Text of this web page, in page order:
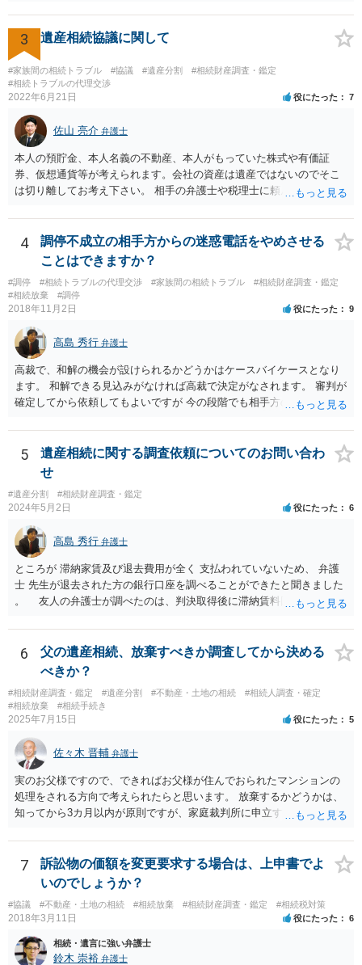
った等)、それも書くとよいです。 書かない方が良いと思うことは、遺
産分割に関係ない(と思われる)いきさつを沢山盛り込むことだと考えま
す(あくまで遺産分割に関係することに留める方が、裁判所や調停委員
の方に事情を理解してもらいやすいと思います)。
3 遺産相続協議に関して
#家族間の相続トラブル #協議 #遺産分割
#相続財産調査・鑑定
#相続トラブルの代理交渉
2022年6月21日 役にたった 7
佐山 亮介 弁護士
本人の預貯金、本人名義の不動産、本人がもっていた株式や有価証
券、仮想通貨等が考えられます。会社の資産は遺産ではないのでそこ
は切り離してお考え下さい。 相手の弁護士や税理士に頼んでも守秘義
意に開示を求め、応じなければ「調査嘱託」という手続きを使って銀
行等に照会をかけることになるでしょう。 不動産は、相続登記が済ん
でいなければ市役所ないし区役所に、お子様と義父様のつながりがわ
かる戸籍一式を揃えてもちこみ、「名寄せ」という手続きをすると、
分かると思います。遺産分割協議書の偽造等により既に相続登記され
てしまっている場合は、住所などに当たりをつけて登記名義を調べて
すが、現代では、各々が自由に価格設定をしていますので、特に相場
はお示しできません。ただし、かつて日本弁護士連合会が設けていた
報酬基準を踏まえて価格設定している弁護士は一定数いると思います
ので、それが一応の目安となるでしょう。
4
調停不成立の相手方からの迷惑電話をやめさせる
ことはできますか？
#調停 #相続トラブルの代理交渉 #家族間の相続トラブル
#相続財産調査・鑑定
#相続放棄
#調停
2018年11月2日 役にたった 9
高島 秀行 弁護士
高裁で、和解の機会が設けられるかどうかはケースバイケースとなり
ます。 和解できる見込みがなければ高裁で決定がなされます。 審判が
確定してから依頼してもよいですが 今の段階でも相手方の連絡が迷惑
5
遺産相続に関する調査依頼についてのお問い合わ
せ
#遺産分割 #相続財産調査・鑑定
2024年5月2日 役にたった 6
高島 秀行 弁護士
ところが 滞納家賃及び退去費用が全く 支払われていないため、 弁護
士 先生が退去された方の銀行口座を調べることができたと聞きました
。 友人の弁護士が調べたのは、判決取得後に滞納賃料回収のため
預金の入出金履歴を調べたわけではありません。 残念ながら、事案
や目的も異なりますし、開示の内容も異なります。
6
父の遺産相続、放棄すべきか調査してから決める
べきか？
#相続財産調査・鑑定 #遺産分割 #不動産・土地の相続
#相続人調査・確定
#相続放棄
#相続手続き
2025年7月15日 役にたった 5
佐々木 晋輔 弁護士
実のお父様ですので、できればお父様が住んでおられたマンションの
処理をされる方向で考えられたらと思います。 放棄するかどうかは、
知ってから3カ月以内が原則ですが、家庭裁判所に申立すれば3カ月の
放棄するかどうか決めることができます。 銀行やサラ金が数年も放置
することはありませんので、数年後に借金が発見される可能性はほぼ
ありません。 なお、私が扱った相続放棄を検討していた案件で、期間
伸長して調査したところ、サラ金に対する過払金など相当な財産が見
つかったため相続したという事例がありました。
7
訴訟物の価額を変更要求する場合は、上申書でよ
いのでしょうか？
#協議 #不動産・土地の相続 #相続放棄 #相続財産調査・鑑定 #相続税対策
2018年3月11日 役にたった 6
相続・遺言に強い弁護士
鈴木 崇裕 弁護士